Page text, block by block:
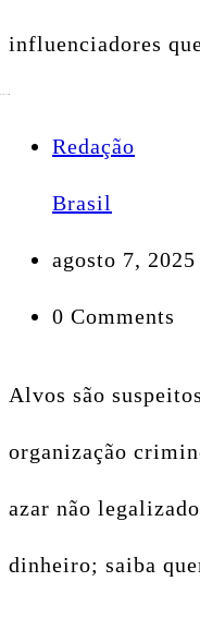
influenciadores
Redação
Brasil
agosto 7, 2025
0 Comments
Alvos são
organização
azar não
dinheiro; saiba